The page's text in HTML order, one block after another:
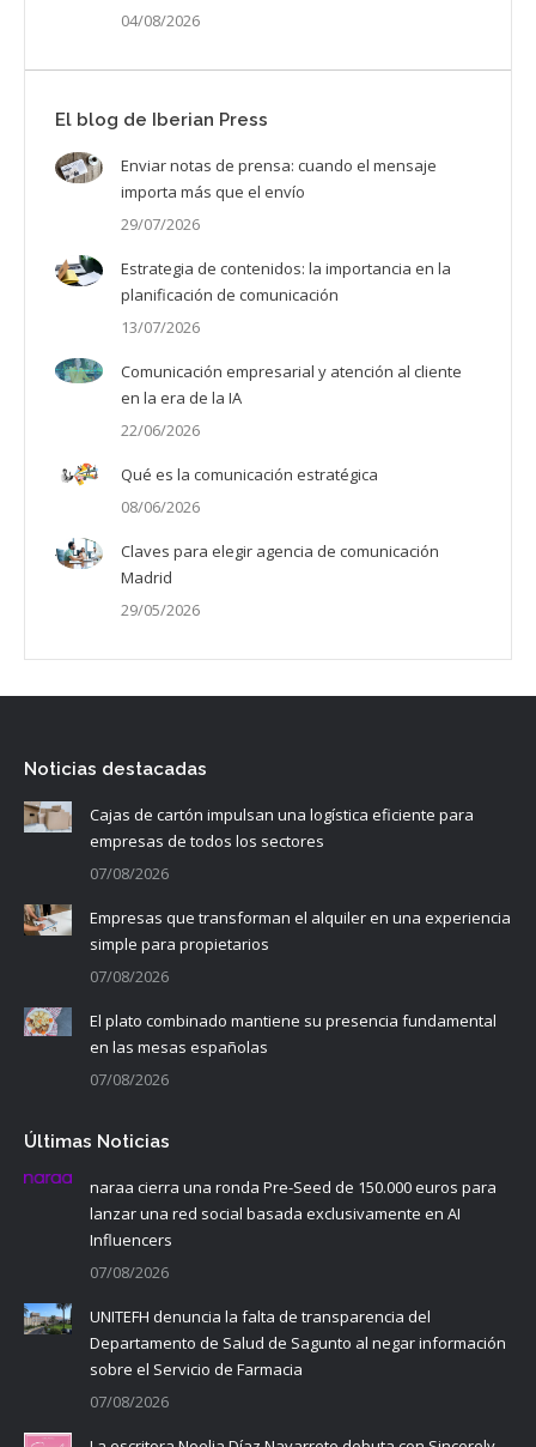
04/08/2026
El blog de Iberian Press
Enviar notas de prensa: cuando el mensaje
importa más que el envío
29/07/2026
Estrategia de contenidos: la importancia en la
planificación de comunicación
13/07/2026
Comunicación empresarial y atención al cliente
en la era de la IA
22/06/2026
Qué es la comunicación estratégica
08/06/2026
Claves para elegir agencia de comunicación
Madrid
29/05/2026
Noticias destacadas
Cajas de cartón impulsan una logística eficiente para
empresas de todos los sectores
07/08/2026
Empresas que transforman el alquiler en una experiencia
simple para propietarios
07/08/2026
El plato combinado mantiene su presencia fundamental
en las mesas españolas
07/08/2026
Últimas Noticias
naraa cierra una ronda Pre-Seed de 150.000 euros para
lanzar una red social basada exclusivamente en AI
Influencers
07/08/2026
UNITEFH denuncia la falta de transparencia del
Departamento de Salud de Sagunto al negar información
sobre el Servicio de Farmacia
07/08/2026